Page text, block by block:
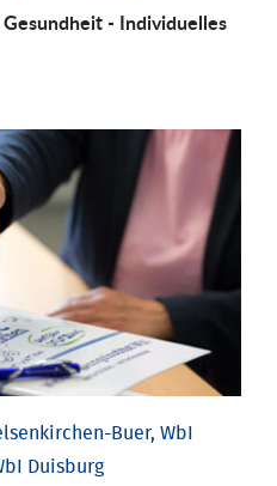
- Individu­elles
Buer, WbI
Duisburg